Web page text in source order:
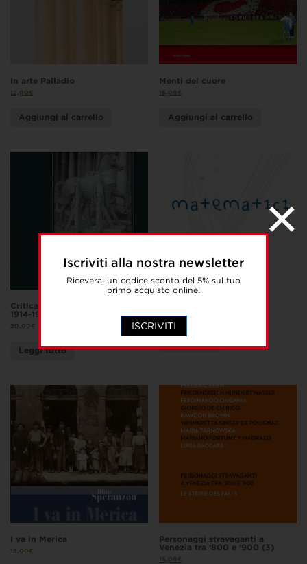
Iscriviti alla nostra newsletter
Riceverai un codice sconto del 5% sul tuo
primo acquisto online!
ISCRIVITI
In arte Palladio
12,00€
Aggiungi al carrello
Menti del cuore
16,00€
Aggiungi al carrello
Critica d’arte in guerra. Ojetti
1914-1920
20,00€
Leggi tutto
15,00€
I va in Merica
18,00€
Personaggi stravaganti a
Venezia tra ‘800 e ‘900 (3)
15,00€